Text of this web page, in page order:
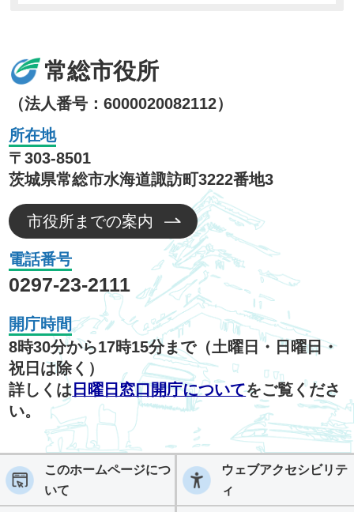
常総市役所
（法人番号：6000020082112）
所在地
〒303-8501
茨城県常総市水海道諏訪町3222番地3
市役所までの案内
電話番号
0297-23-2111
開庁時間
8時30分から17時15分まで（土曜日・日曜日・
祝日は除く）
詳しくは 日曜日窓口開庁についてをご覧くださ
い。
このホームページにつ
いて
ウェブアクセシビリテ
ィ